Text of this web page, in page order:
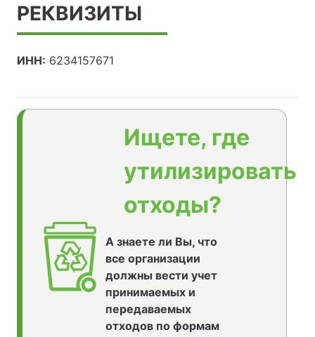
РЕКВИЗИТЫ
ИНН: 6234157671
Ищете, где
утилизировать
отходы?
А знаете ли Вы, что
все организации
должны вести учет
принимаемых и
передаваемых
отходов по формам